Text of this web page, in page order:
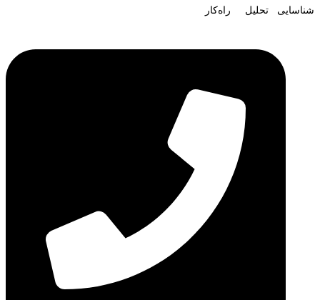
شناسایی تحلیل راه‌کار